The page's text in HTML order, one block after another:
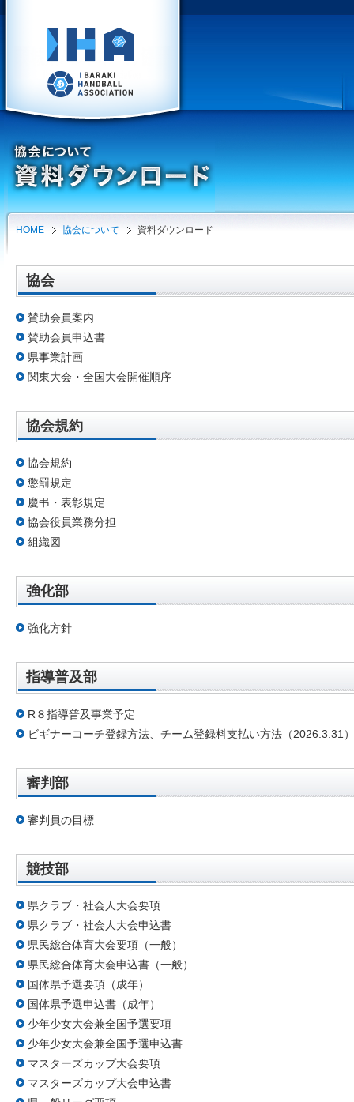
HOME 協会について 資料ダウンロード
協会
賛助会員案内
賛助会員申込書
県事業計画
関東大会・全国大会開催順序
協会規約
協会規約
懲罰規定
慶弔・表彰規定
協会役員業務分担
組織図
強化部
強化方針
指導普及部
R８指導普及事業予定
ビギナーコーチ登録方法、チーム登録料支払い方法（2026.3.31）
審判部
審判員の目標
競技部
県クラブ・社会人大会要項
県クラブ・社会人大会申込書
県民総合体育大会要項（一般）
県民総合体育大会申込書（一般）
国体県予選要項（成年）
国体県予選申込書（成年）
少年少女大会兼全国予選要項
少年少女大会兼全国予選申込書
マスターズカップ大会要項
マスターズカップ大会申込書